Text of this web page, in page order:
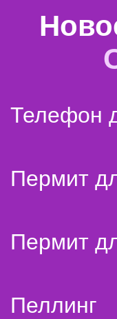
Телефон
Пермит
Пермит
Пеллинг